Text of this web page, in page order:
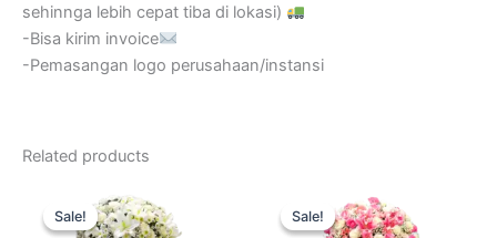
sehinnga lebih cepat tiba di lokasi)
-Bisa kirim invoice
-Pemasangan logo perusahaan/instansi
Related products
Sale!
Sale!
price
was:
Sale!
Sale!
price
was:
price
is: